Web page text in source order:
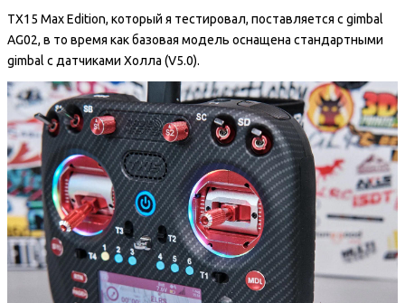
TX15 Max Edition, который я тестировал, поставляется с gimbal
AG02, в то время как базовая модель оснащена стандартными
gimbal с датчиками Холла (V5.0).